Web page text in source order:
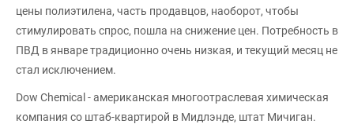
цены полиэтилена, часть продавцов, наоборот, чтобы
стимулировать спрос, пошла на снижение цен. Потребность в
ПВД в январе традиционно очень низкая, и текущий месяц не
стал исключением.
Dow Chemical - американская многоотраслевая химическая
компания со штаб-квартирой в Мидлэнде, штат Мичиган.